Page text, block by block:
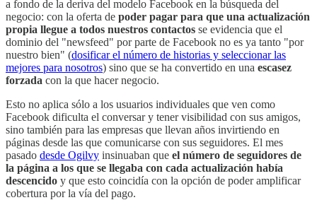
a fondo de la deriva del modelo Facebook en la búsqueda del
negocio: con la oferta de poder pagar para que una actualización
propia llegue a todos nuestros contactos se evidencia que el
dominio del "newsfeed" por parte de Facebook no es ya tanto "por
nuestro bien" (dosificar el número de historias y seleccionar las
mejores para nosotros) sino que se ha convertido en una escasez
forzada con la que hacer negocio.
Esto no aplica sólo a los usuarios individuales que ven como
Facebook dificulta el conversar y tener visibilidad con sus amigos,
sino también para las empresas que llevan años invirtiendo en
páginas desde las que comunicarse con sus seguidores. El mes
pasado desde Ogilvy insinuaban que el número de seguidores de
la página a los que se llegaba con cada actualización había
descencido y que esto coincidía con la opción de poder amplificar
cobertura por la vía del pago.